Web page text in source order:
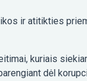
ir atitikties
kuriais
dėl